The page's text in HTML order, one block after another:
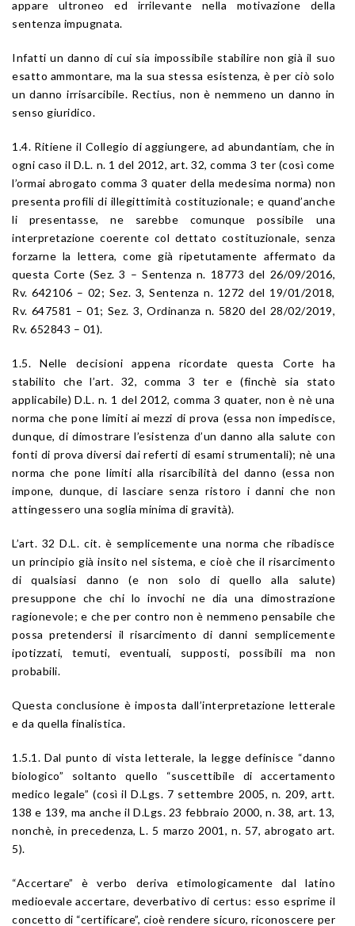
appare ultroneo ed irrilevante nella motivazione della
sentenza impugnata.
Infatti un danno di cui sia impossibile stabilire non già il suo
esatto ammontare, ma la sua stessa esistenza, è per ciò solo
un danno irrisarcibile. Rectius, non è nemmeno un danno in
senso giuridico.
1.4. Ritiene il Collegio di aggiungere, ad abundantiam, che in
ogni caso il D.L. n. 1 del 2012, art. 32, comma 3 ter (così come
l’ormai abrogato comma 3 quater della medesima norma) non
presenta profili di illegittimità costituzionale; e quand’anche
li presentasse, ne sarebbe comunque possibile una
interpretazione coerente col dettato costituzionale, senza
forzarne la lettera, come già ripetutamente affermato da
questa Corte (Sez. 3 – Sentenza n. 18773 del 26/09/2016,
Rv. 642106 – 02; Sez. 3, Sentenza n. 1272 del 19/01/2018,
Rv. 647581 – 01; Sez. 3, Ordinanza n. 5820 del 28/02/2019,
Rv. 652843 – 01).
1.5. Nelle decisioni appena ricordate questa Corte ha
stabilito che l’art. 32, comma 3 ter e (finchè sia stato
applicabile) D.L. n. 1 del 2012, comma 3 quater, non è nè una
norma che pone limiti ai mezzi di prova (essa non impedisce,
dunque, di dimostrare l’esistenza d’un danno alla salute con
fonti di prova diversi dai referti di esami strumentali); nè una
norma che pone limiti alla risarcibilità del danno (essa non
impone, dunque, di lasciare senza ristoro i danni che non
attingessero una soglia minima di gravità).
L’art. 32 D.L. cit. è semplicemente una norma che ribadisce
un principio già insito nel sistema, e cioè che il risarcimento
di qualsiasi danno (e non solo di quello alla salute)
presuppone che chi lo invochi ne dia una dimostrazione
ragionevole; e che per contro non è nemmeno pensabile che
possa pretendersi il risarcimento di danni semplicemente
ipotizzati, temuti, eventuali, supposti, possibili ma non
probabili.
Questa conclusione è imposta dall’interpretazione letterale
e da quella finalistica.
1.5.1. Dal punto di vista letterale, la legge definisce “danno
biologico” soltanto quello “suscettibile di accertamento
medico legale” (così il D.Lgs. 7 settembre 2005, n. 209, artt.
138 e 139, ma anche il D.Lgs. 23 febbraio 2000, n. 38, art. 13,
nonchè, in precedenza, L. 5 marzo 2001, n. 57, abrogato art.
5).
“Accertare” è verbo deriva etimologicamente dal latino
medioevale accertare, deverbativo di certus: esso esprime il
concetto di “certificare”, cioè rendere sicuro, riconoscere per